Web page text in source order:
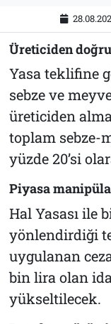
Üreticiden
Yasa teklifine
sebze ve
üreticiden
toplam sebze-
yüzde 20’si
Piyasa
Hal Yasası ile
yönlendirdiği
uygulanan
bin lira olan
yükseltilecek.